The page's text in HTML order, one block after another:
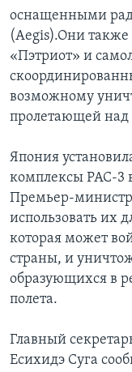
оснащенными
(Aegis).Они
«Пэтриот» и
возможному
пролетающей над
Япония
комплексы PAC-3
Премьер-
использовать их
которая может
страны, и
образующихся в
полета.
Главный
Есихидэ Суга